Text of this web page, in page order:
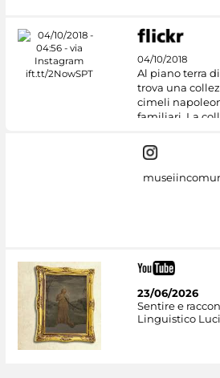
04/10/2018
Al piano terra
trova una
cimeli
familiari. La
23/06/2026
Sentire e
Linguistico